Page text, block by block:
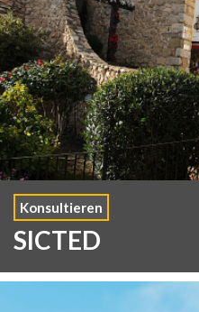
Konsultieren
SICTED